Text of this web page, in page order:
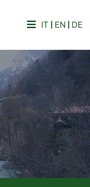
IT EN DE